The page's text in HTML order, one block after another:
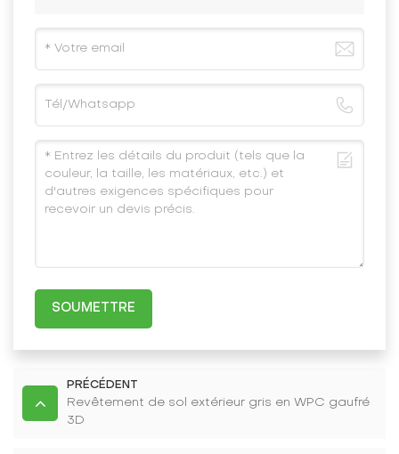
SOUMETTRE
PRÉCÉDENT
Revêtement de sol extérieur gris en WPC gaufré
3D